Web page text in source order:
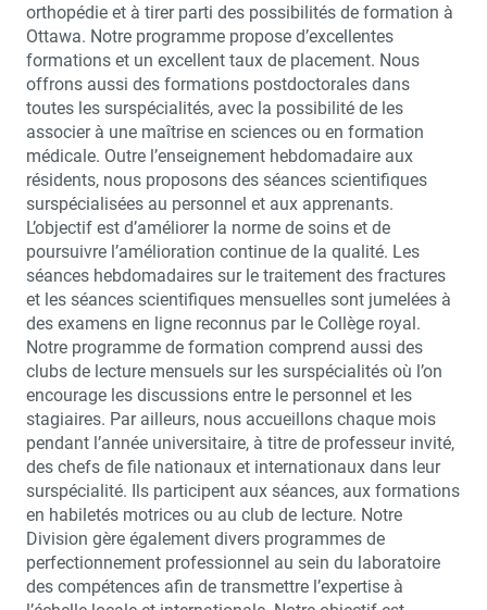
orthopédie et à tirer parti des possibilités de formation à
Ottawa. Notre programme propose d’excellentes
formations et un excellent taux de placement. Nous
offrons aussi des formations postdoctorales dans
toutes les surspécialités, avec la possibilité de les
associer à une maîtrise en sciences ou en formation
médicale. Outre l’enseignement hebdomadaire aux
résidents, nous proposons des séances scientifiques
surspécialisées au personnel et aux apprenants.
L’objectif est d’améliorer la norme de soins et de
poursuivre l’amélioration continue de la qualité. Les
séances hebdomadaires sur le traitement des fractures
et les séances scientifiques mensuelles sont jumelées à
des examens en ligne reconnus par le Collège royal.
Notre programme de formation comprend aussi des
clubs de lecture mensuels sur les surspécialités où l’on
encourage les discussions entre le personnel et les
stagiaires. Par ailleurs, nous accueillons chaque mois
pendant l’année universitaire, à titre de professeur invité,
des chefs de file nationaux et internationaux dans leur
surspécialité. Ils participent aux séances, aux formations
en habiletés motrices ou au club de lecture. Notre
Division gère également divers programmes de
perfectionnement professionnel au sein du laboratoire
des compétences afin de transmettre l’expertise à